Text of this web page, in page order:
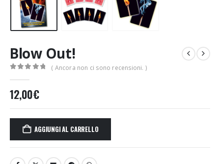
Blow Out!
( Ancora non ci sono recensioni. )
12,00€
AGGIUNGI AL CARRELLO